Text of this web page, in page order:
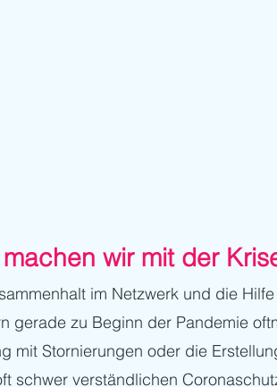
wir mit der
im Netzwerk und die
gerade zu Beginn der Pandemie
mit Stornierungen oder die
schwer verständlichen